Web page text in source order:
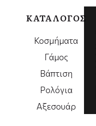
ΚΑΤΑΛΟΓΟΣ
Κοσμήματα
Γάμος
Βάπτιση
Ρολόγια
Αξεσουάρ